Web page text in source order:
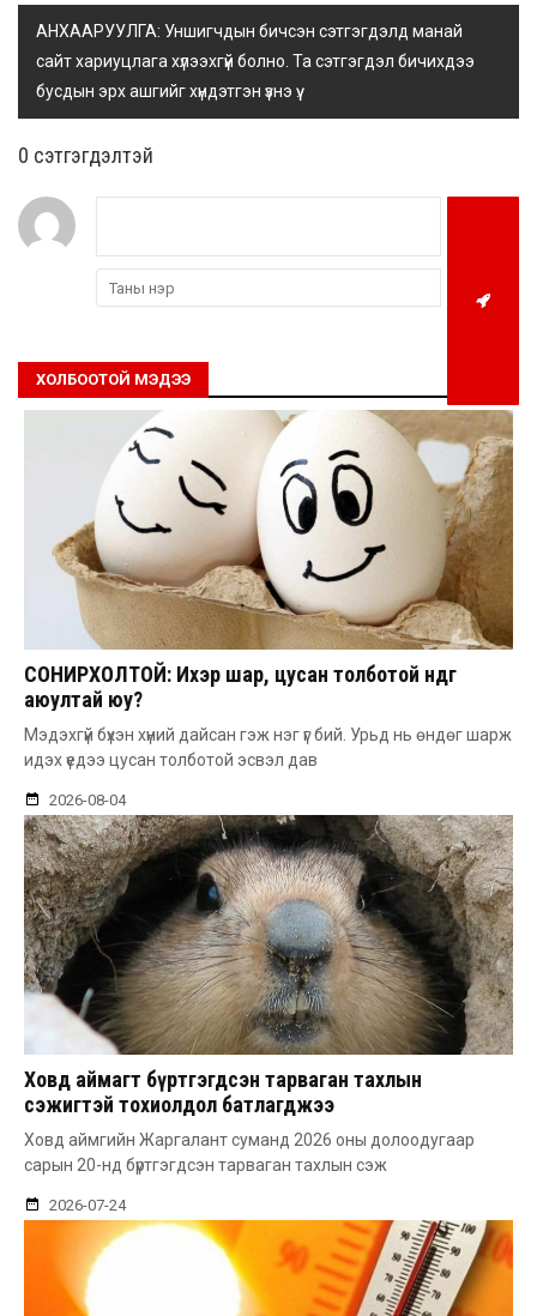
АНХААРУУЛГА: Уншигчдын бичсэн сэтгэгдэлд манай
сайт хариуцлага хүлээхгүй болно. Та сэтгэгдэл бичихдээ
бусдын эрх ашгийг хүндэтгэн үзнэ үү.
0 cэтгэгдэлтэй
ХОЛБООТОЙ МЭДЭЭ
СОНИРХОЛТОЙ: Ихэр шар, цусан толботой өндөг
аюултай юу?
Мэдэхгүй бүхэн хүний дайсан гэж нэг үг бий. Урьд нь өндөг шарж
идэх үедээ цусан толботой эсвэл дав
2026-08-04
Ховд аймагт бүртгэгдсэн тарваган тахлын
сэжигтэй тохиолдол батлагджээ
Ховд аймгийн Жаргалант суманд 2026 оны долоодугаар
сарын 20-нд бүртгэгдсэн тарваган тахлын сэж
2026-07-24